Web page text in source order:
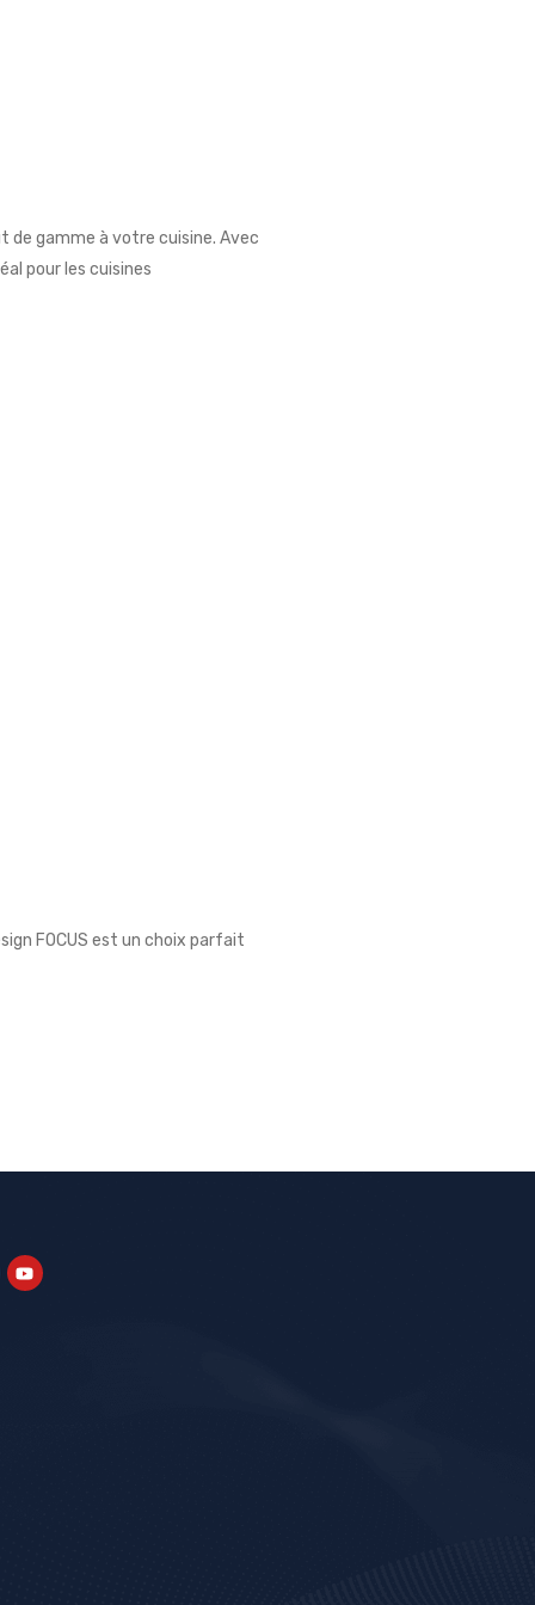
de gamme à votre cuisine. Avec
pour les cuisines
FOCUS est un choix parfait